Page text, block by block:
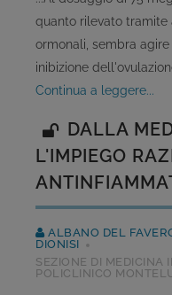
quanto rilevato
ormonali, sembra
inibizione
continua a leggere...
DALLA
L'IMPIEGO
ALBANO DEL
DIONISI
SEZIONE DI MEDICINA
POLICLINICO